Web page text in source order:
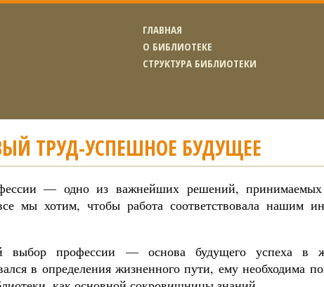
ГЛАВНАЯ
О БИБЛИОТЕКЕ
СТРУКТУРА БИБЛИОТЕКИ
ТРУД-УСПЕШНОЕ БУДУЩЕЕ
— одно из важнейших решений,
мы хотим, чтобы работа соответствовала нашим
выбор профессии — основа будущего успеха в
в определения жизненного пути, ему необходима